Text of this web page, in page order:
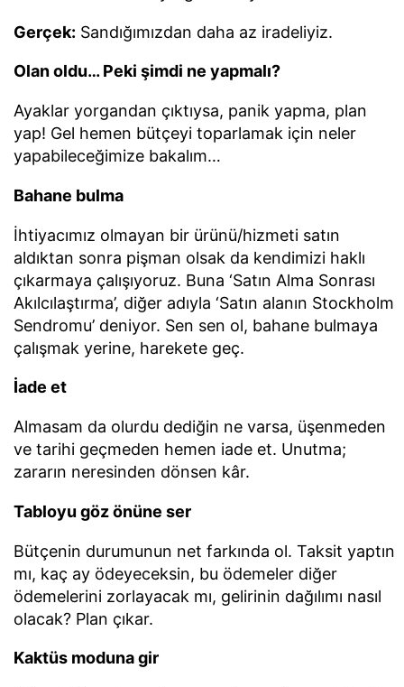
Gerçek: Sandığımızdan daha az iradeliyiz.
Olan oldu… Peki şimdi ne yapmalı?
Ayaklar yorgandan çıktıysa, panik yapma, plan
yap! Gel hemen bütçeyi toparlamak için neler
yapabileceğimize bakalım…
Bahane bulma
İhtiyacımız olmayan bir ürünü/hizmeti satın
aldıktan sonra pişman olsak da kendimizi haklı
çıkarmaya çalışıyoruz. Buna ‘Satın Alma Sonrası
Akılcılaştırma’, diğer adıyla ‘Satın alanın Stockholm
Sendromu’ deniyor. Sen sen ol, bahane bulmaya
çalışmak yerine, harekete geç.
İade et
Almasam da olurdu dediğin ne varsa, üşenmeden
ve tarihi geçmeden hemen iade et. Unutma;
zararın neresinden dönsen kâr.
Tabloyu göz önüne ser
Bütçenin durumunun net farkında ol. Taksit yaptın
mı, kaç ay ödeyeceksin, bu ödemeler diğer
ödemelerini zorlayacak mı, gelirinin dağılımı nasıl
olacak? Plan çıkar.
Kaktüs moduna gir